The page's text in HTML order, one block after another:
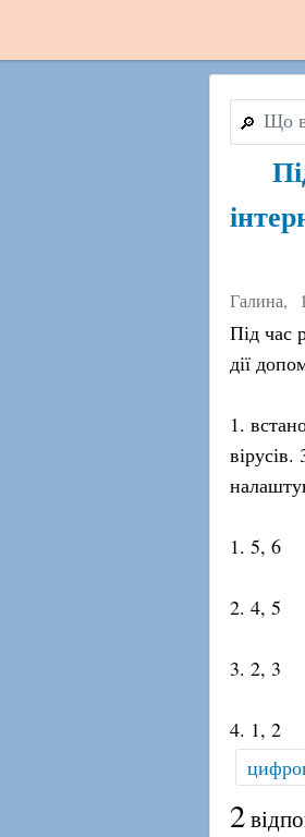
🔎
Галина,
Під час
дії
1.
1. 5, 6
2. 4, 5
3. 2, 3
4. 1, 2
2